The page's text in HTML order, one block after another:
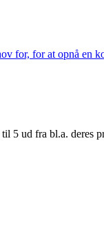
for, for at opnå en
5 ud fra bl.a.